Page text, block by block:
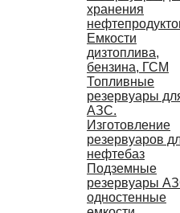
хранения
Емкости
дизтоплива,
бензина, ГСМ
Топливные
резервуары
АЗС.
Изготовление
резервуаров
нефтебаз
Подземные
резервуары
одностенные